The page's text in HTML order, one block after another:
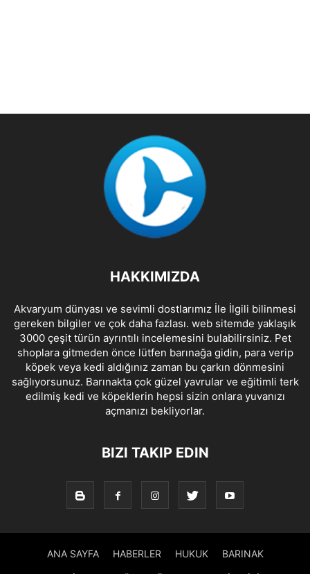
HAKKIMIZDA
Akvaryum dünyası ve sevimli dostlarımız İle İlgili bilinmesi
gereken bilgiler ve çok daha fazlası. web sitemde yaklaşık
3000 çeşit türün ayrıntılı incelemesini bulabilirsiniz. Pet
shoplara gitmeden önce lütfen barınağa gidin, para verip
köpek veya kedi aldığınız zaman bu çarkın dönmesini
sağlıyorsunuz. Barınakta çok güzel yavrular ve eğitimli terk
edilmiş kedi ve köpeklerin hepsi sizin onlara yuvanızı
açmanızı bekliyorlar.
BIZI TAKIP EDIN
ANA SAYFA HABERLER HUKUK BARINAK